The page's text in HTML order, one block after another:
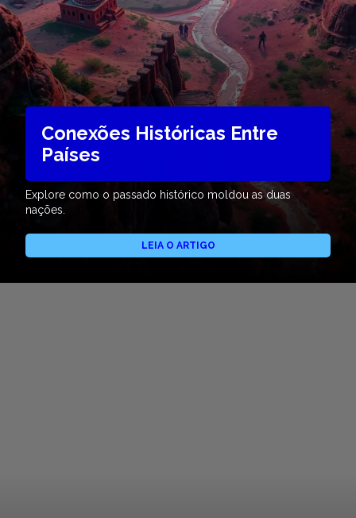
Conexões Históricas Entre
Países
Explore como o passado histórico moldou as duas
nações.
LEIA O ARTIGO